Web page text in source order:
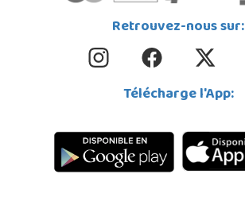
Retrouvez-nous sur:
Télécharge l'App: